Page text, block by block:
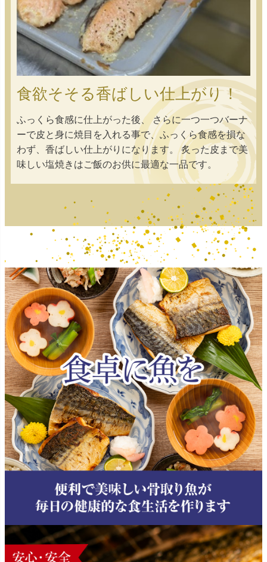
食欲そそる香ばしい仕上がり！
ふっくら食感に仕上がった後、 さらに一つ一つバーナ
ーで皮と身に焼目を入れる事で、ふっくら食感を損な
わず、香ばしい仕上がりになります。 炙った皮まで美
味しい塩焼きはご飯のお供に最適な一品です。